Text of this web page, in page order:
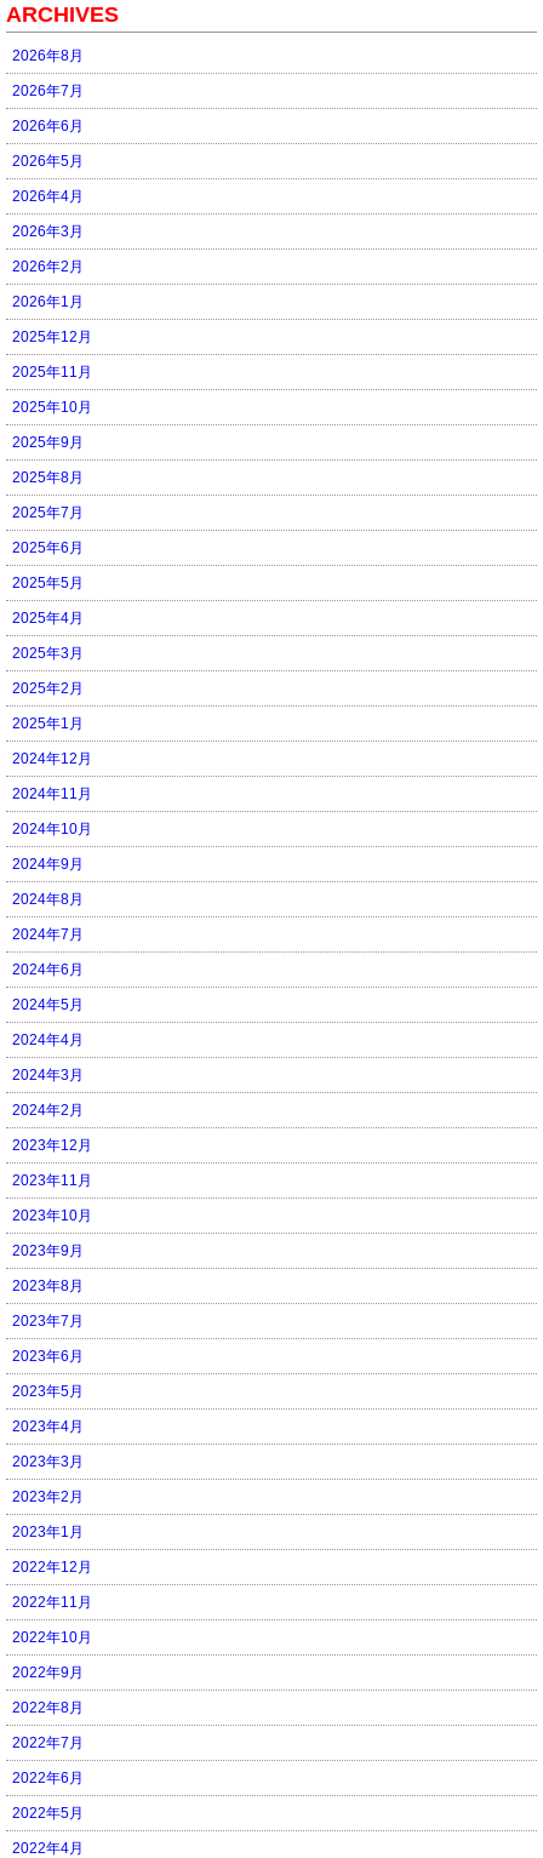
ARCHIVES
2026年8月
2026年7月
2026年6月
2026年5月
2026年4月
2026年3月
2026年2月
2026年1月
2025年12月
2025年11月
2025年10月
2025年9月
2025年8月
2025年7月
2025年6月
2025年5月
2025年4月
2025年3月
2025年2月
2025年1月
2024年12月
2024年11月
2024年10月
2024年9月
2024年8月
2024年7月
2024年6月
2024年5月
2024年4月
2024年3月
2024年2月
2023年12月
2023年11月
2023年10月
2023年9月
2023年8月
2023年7月
2023年6月
2023年5月
2023年4月
2023年3月
2023年2月
2023年1月
2022年12月
2022年11月
2022年10月
2022年9月
2022年8月
2022年7月
2022年6月
2022年5月
2022年4月